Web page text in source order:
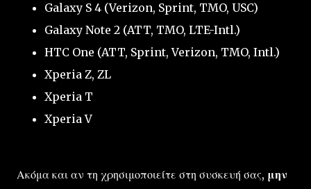
Galaxy S 4 (Verizon, Sprint, TMO, USC)
Galaxy Note 2 (ATT, TMO, LTE-Intl.)
HTC One (ATT, Sprint, Verizon, TMO, Intl.)
Xperia Z, ZL
Xperia T
Xperia V
Ακόμα και αν τη χρησιμοποιείτε στη συσκευή σας, μην